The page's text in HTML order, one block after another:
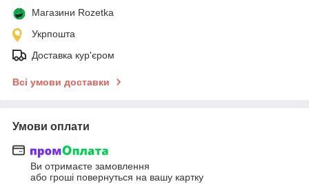
Магазини Rozetka
Укрпошта
Доставка кур'єром
Всі умови доставки
Умови оплати
Ви отримаєте замовлення
або гроші повернуться на вашу картку